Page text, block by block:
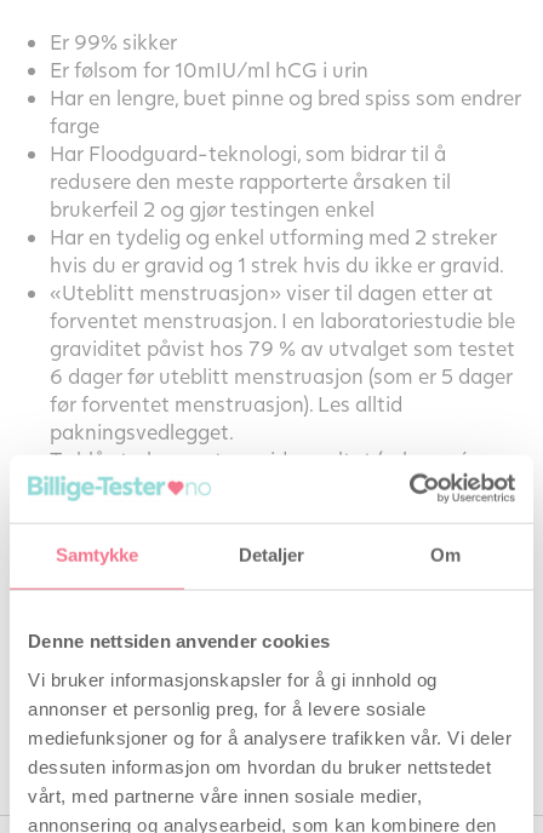
Samtykke Detaljer Om
Denne nettsiden anvender cookies
Vi bruker informasjonskapsler for å gi innhold og
annonser et personlig preg, for å levere sosiale
mediefunksjoner og for å analysere trafikken vår. Vi deler
dessuten informasjon om hvordan du bruker nettstedet
vårt, med partnerne våre innen sosiale medier,
annonsering og analysearbeid, som kan kombinere den
Er 99% sikker
Er følsom for 10mIU/ml hCG i urin
Har en lengre, buet pinne og bred spiss som endrer
farge
Har Floodguard-teknologi, som bidrar til å
redusere den meste rapporterte årsaken til
brukerfeil 2 og gjør testingen enkel
Har en tydelig og enkel utforming med 2 streker
hvis du er gravid og 1 strek hvis du ikke er gravid.
«Uteblitt menstruasjon» viser til dagen etter at
forventet menstruasjon. I en laboratoriestudie ble
graviditet påvist hos 79 % av utvalget som testet
6 dager før uteblitt menstruasjon (som er 5 dager
før forventet menstruasjon). Les alltid
pakningsvedlegget.
To blå streker er et gravid-resultat (selv om én av
strekene er svak). Resultatene kan variere.
Bruksanvisning
79 % av gravide resultater kan påvises 6 dager før den uteblitte
menstruasjonen.